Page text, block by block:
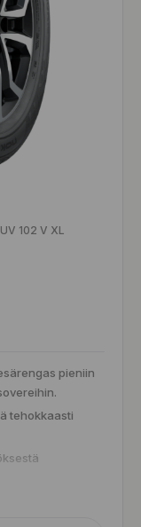
102 V XL
pieniin
tehokkaasti